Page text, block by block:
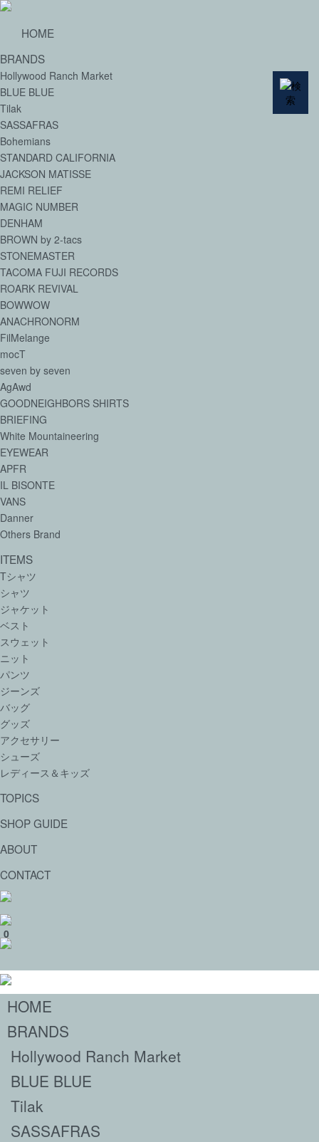
HOME
BRANDS
Hollywood Ranch Market
BLUE BLUE
Tilak
SASSAFRAS
Bohemians
STANDARD CALIFORNIA
JACKSON MATISSE
REMI RELIEF
MAGIC NUMBER
DENHAM
BROWN by 2-tacs
STONEMASTER
TACOMA FUJI RECORDS
ROARK REVIVAL
BOWWOW
ANACHRONORM
FilMelange
mocT
seven by seven
AgAwd
GOODNEIGHBORS SHIRTS
BRIEFING
White Mountaineering
EYEWEAR
APFR
IL BISONTE
VANS
Danner
Others Brand
ITEMS
Tシャツ
シャツ
ジャケット
ベスト
スウェット
ニット
パンツ
ジーンズ
バッグ
グッズ
アクセサリー
シューズ
レディース＆キッズ
TOPICS
SHOP GUIDE
ABOUT
CONTACT
0
HOME
BRANDS
Hollywood Ranch Market
BLUE BLUE
Tilak
SASSAFRAS